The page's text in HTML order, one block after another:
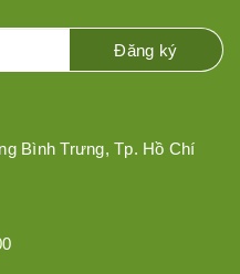
Đăng ký
Bình Trưng, Tp. Hồ Chí